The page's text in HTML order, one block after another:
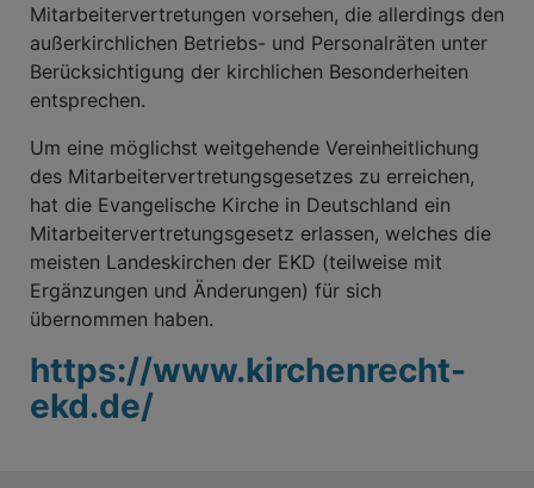
Mitarbeitervertretungen vorsehen, die allerdings den
außerkirchlichen Betriebs- und Personalräten unter
Berücksichtigung der kirchlichen Besonderheiten
entsprechen.
Um eine möglichst weitgehende Vereinheitlichung
des Mitarbeitervertretungsgesetzes zu erreichen,
hat die Evangelische Kirche in Deutschland ein
Mitarbeitervertretungsgesetz erlassen, welches die
meisten Landeskirchen der EKD (teilweise mit
Ergänzungen und Änderungen) für sich
übernommen haben.
https://www.kirchenrecht-
ekd.de/